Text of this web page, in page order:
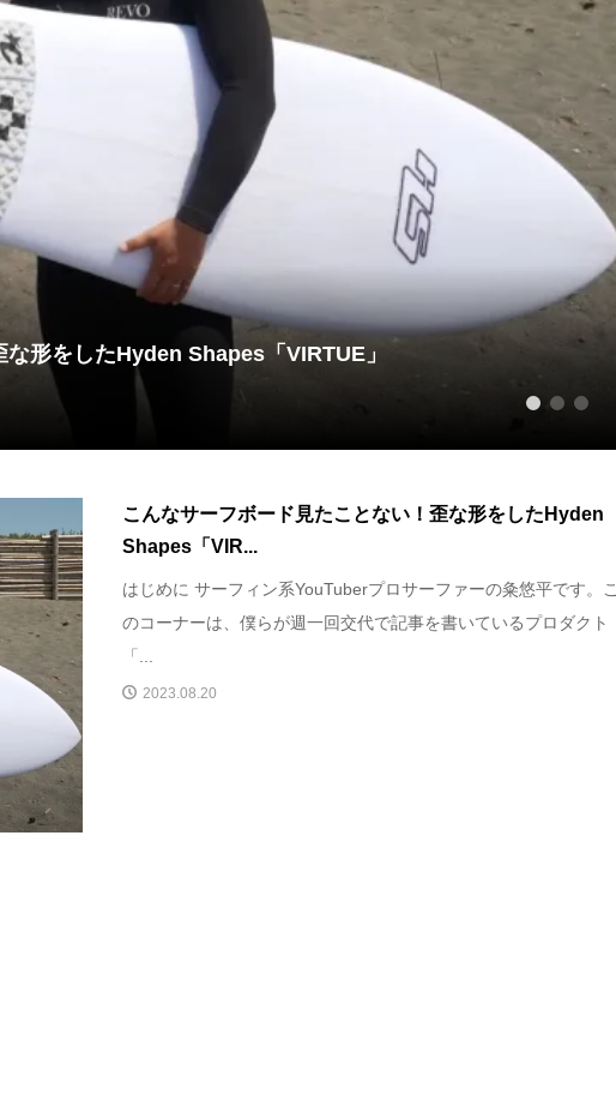
待望の新作ボード
1 2 3
こんなサーフボード見たことない！歪な形をしたHyden
Shapes「VIR...
はじめに サーフィン系YouTuberプロサーファーの粂悠平です。こ
のコーナーは、僕らが週一回交代で記事を書いているプロダクト
「...
2023.08.20